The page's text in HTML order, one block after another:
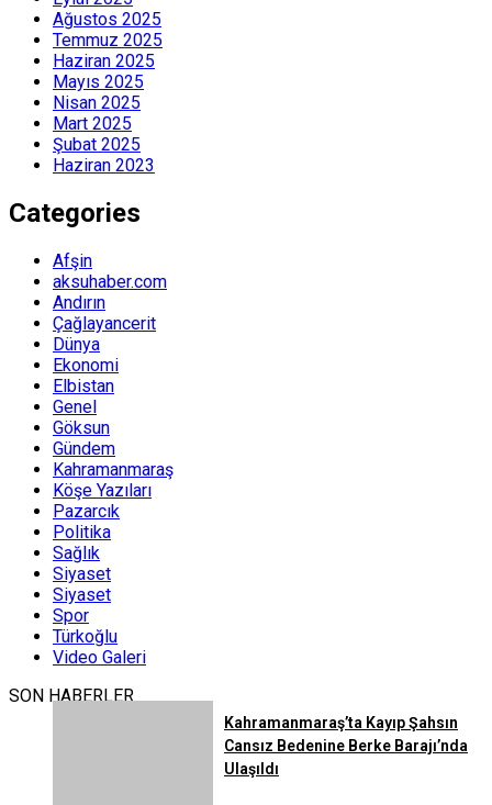
Ağustos 2025
Temmuz 2025
Haziran 2025
Mayıs 2025
Nisan 2025
Mart 2025
Şubat 2025
Haziran 2023
Categories
Afşin
aksuhaber.com
Andırın
Çağlayancerit
Dünya
Ekonomi
Elbistan
Genel
Göksun
Gündem
Kahramanmaraş
Köşe Yazıları
Pazarcık
Politika
Sağlık
Siyaset
Siyaset
Spor
Türkoğlu
Video Galeri
SON HABERLER
Kahramanmaraş’ta Kayıp Şahsın
Cansız Bedenine Berke Barajı’nda
Ulaşıldı